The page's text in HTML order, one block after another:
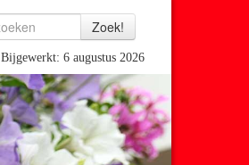
Bijgewerkt: 6 augustus 2026